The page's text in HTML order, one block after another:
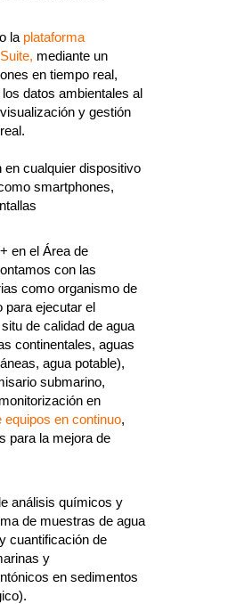
la plataforma
mediante un
en tiempo real,
datos ambientales al
y gestión
cualquier dispositivo
smartphones,
en el Área de
con las
como organismo de
para ejecutar el
de calidad de agua
continentales, aguas
agua potable),
submarino,
en
equipos en continuo,
para la mejora de
análisis químicos y
de muestras de agua
cuantificación de
y
en sedimentos